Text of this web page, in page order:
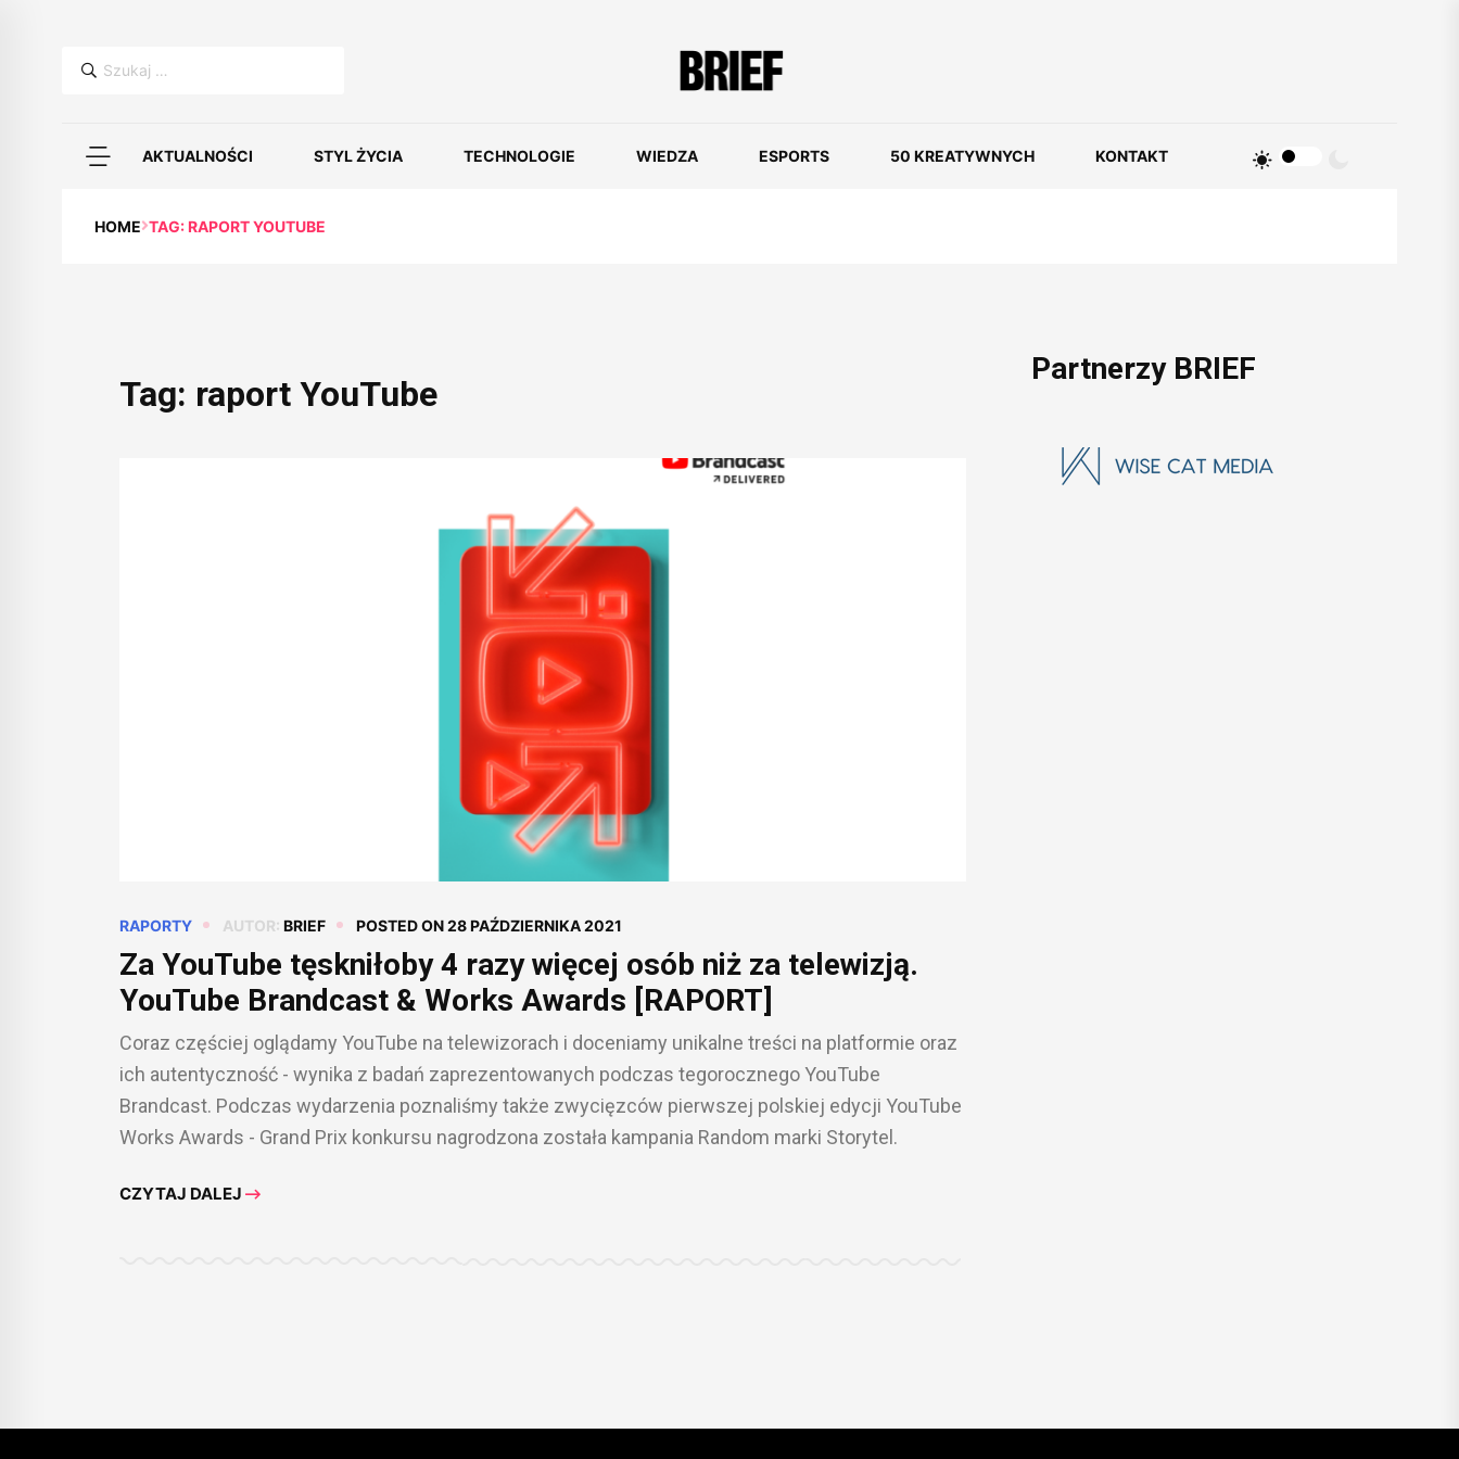
Szukaj:
AKTUALNOŚCI STYL ŻYCIA TECHNOLOGIE WIEDZA ESPORTS 50 KREATYWNYCH KONTAKT
HOME TAG: RAPORT YOUTUBE
Tag: raport YouTube
RAPORTY AUTOR: BRIEF POSTED ON28 PAŹDZIERNIKA 2021
Za YouTube tęskniłoby 4 razy więcej osób niż za telewizją.
YouTube Brandcast & Works Awards [RAPORT]
Coraz częściej oglądamy YouTube na telewizorach i doceniamy unikalne treści na platformie oraz
ich autentyczność - wynika z badań zaprezentowanych podczas tegorocznego YouTube
Brandcast. Podczas wydarzenia poznaliśmy także zwycięzców pierwszej polskiej edycji YouTube
Works Awards - Grand Prix konkursu nagrodzona została kampania Random marki Storytel.
CZYTAJ DALEJ
Partnerzy BRIEF